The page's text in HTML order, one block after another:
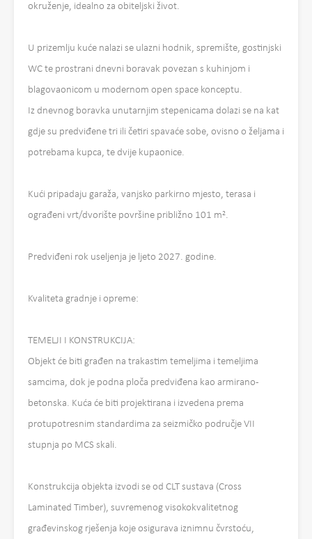
okruženje, idealno za obiteljski život.
U prizemlju kuće nalazi se ulazni hodnik, spremište, gostinjski
WC te prostrani dnevni boravak povezan s kuhinjom i
blagovaonicom u modernom open space konceptu.
Iz dnevnog boravka unutarnjim stepenicama dolazi se na kat
gdje su predviđene tri ili četiri spavaće sobe, ovisno o željama i
potrebama kupca, te dvije kupaonice.
Kući pripadaju garaža, vanjsko parkirno mjesto, terasa i
ograđeni vrt/dvorište površine približno 101 m².
Predviđeni rok useljenja je ljeto 2027. godine.
Kvaliteta gradnje i opreme:
TEMELJI I KONSTRUKCIJA:
Objekt će biti građen na trakastim temeljima i temeljima
samcima, dok je podna ploča predviđena kao armirano-
betonska. Kuća će biti projektirana i izvedena prema
protupotresnim standardima za seizmičko područje VII
stupnja po MCS skali.
Konstrukcija objekta izvodi se od CLT sustava (Cross
Laminated Timber), suvremenog visokokvalitetnog
građevinskog rješenja koje osigurava iznimnu čvrstoću,